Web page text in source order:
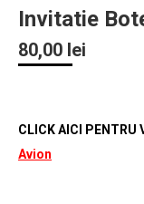
Invitatie
80,00 lei
CLICK AICI PENTRU
Avion